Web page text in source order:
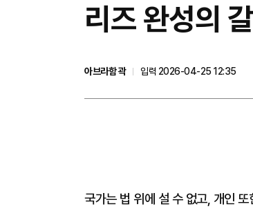
리즈 완성의
아브라함 곽
입력 2026-04-25 12:35
국가는 법 위에 설 수 없고, 개인